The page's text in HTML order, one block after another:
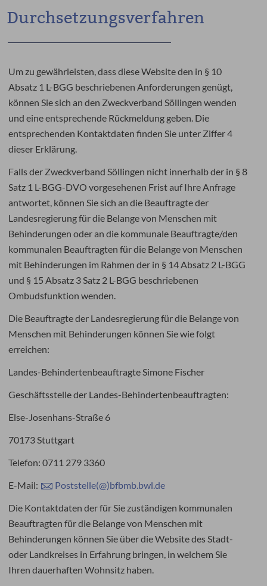
Durchsetzungsverfahren
Um zu gewährleisten, dass diese Website den in § 10
Absatz 1 L-BGG beschriebenen Anforderungen genügt,
können Sie sich an den Zweckverband Söllingen wenden
und eine entsprechende Rückmeldung geben. Die
entsprechenden Kontaktdaten finden Sie unter Ziffer 4
dieser Erklärung.
Falls der Zweckverband Söllingen nicht innerhalb der in § 8
Satz 1 L-BGG-DVO vorgesehenen Frist auf Ihre Anfrage
antwortet, können Sie sich an die Beauftragte der
Landesregierung für die Belange von Menschen mit
Behinderungen oder an die kommunale Beauftragte/den
kommunalen Beauftragten für die Belange von Menschen
mit Behinderungen im Rahmen der in § 14 Absatz 2 L-BGG
und § 15 Absatz 3 Satz 2 L-BGG beschriebenen
Ombudsfunktion wenden.
Die Beauftragte der Landesregierung für die Belange von
Menschen mit Behinderungen können Sie wie folgt
erreichen:
Landes-Behindertenbeauftragte Simone Fischer
Geschäftsstelle der Landes-Behindertenbeauftragten:
Else-Josenhans-Straße 6
70173 Stuttgart
Telefon: 0711 279 3360
E-Mail:
Poststelle(@)bfbmb.bwl.de
Die Kontaktdaten der für Sie zuständigen kommunalen
Beauftragten für die Belange von Menschen mit
Behinderungen können Sie über die Website des Stadt-
oder Landkreises in Erfahrung bringen, in welchem Sie
Ihren dauerhaften Wohnsitz haben.